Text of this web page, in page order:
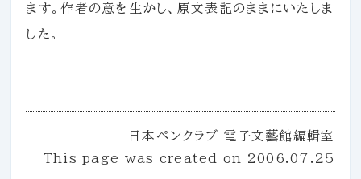
ます。作者の意を生かし、原文表記のままにいたしま
した。
日本ペンクラブ 電子文藝館編輯室
This page was created on 2006.07.25